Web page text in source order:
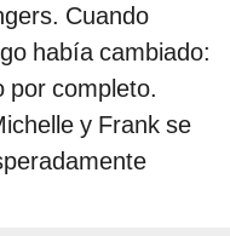
Cuando
había cambiado:
por completo.
y Frank se